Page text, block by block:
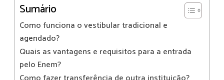
Sumário
Como funciona o vestibular tradicional e
agendado?
Quais as vantagens e requisitos para a entrada
pelo Enem?